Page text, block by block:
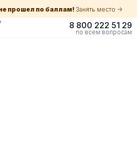
прошел по баллам! Занять место ->
8 800 222 51 29
по всем вопросам